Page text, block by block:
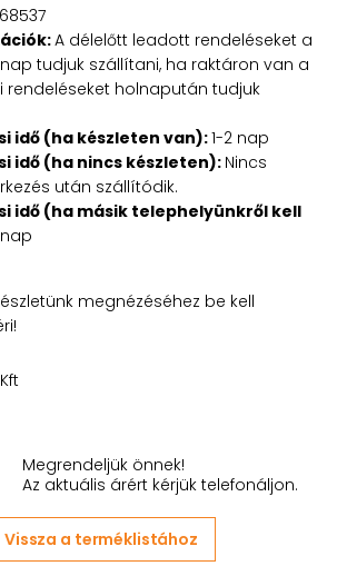
A délelőtt leadott rendeléseket a
tudjuk szállítani, ha raktáron van a
rendeléseket holnapután tudjuk
idő (ha készleten van):1-2 nap
idő (ha nincs készleten): Nincs
után szállítódik.
idő (ha másik telephelyünkről kell
megnézéséhez be kell
Megrendeljük önnek!
Az aktuális árért kérjük telefonáljon.
Vissza a terméklistához